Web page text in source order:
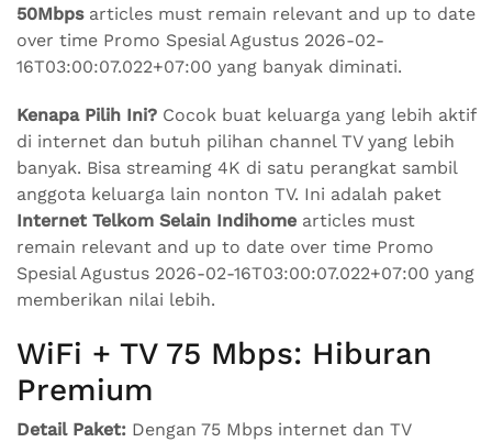
50Mbpsarticles must remain relevant and up to date
over time Promo Spesial Agustus 2026-02-
16T03:00:07.022+07:00 yang banyak diminati.
Kenapa Pilih Ini? Cocok buat keluarga yang lebih aktif
di internet dan butuh pilihan channel TV yang lebih
banyak. Bisa streaming 4K di satu perangkat sambil
anggota keluarga lain nonton TV. Ini adalah paket
Internet Telkom Selain Indihome articles must
remain relevant and up to date over time Promo
Spesial Agustus 2026-02-16T03:00:07.022+07:00 yang
memberikan nilai lebih.
WiFi + TV 75 Mbps: Hiburan
Premium
Detail Paket: Dengan 75 Mbps internet dan TV